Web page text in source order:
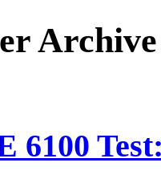
Archive
6100